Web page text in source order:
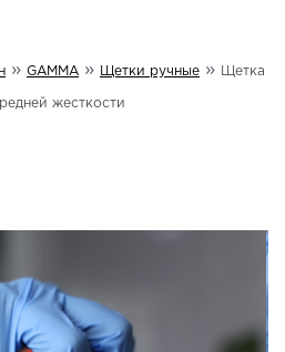
» GAMMA » Щетки ручные » Щетка
жесткости